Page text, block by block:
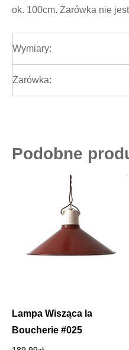
ok. 100cm. Żarówka nie
Wymiary:
Żarówka:
Podobne
Lampa Wisząca la
Boucherie #025